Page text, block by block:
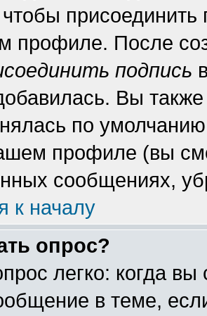
профиле. После
подпись
Вы
по
профиле (вы
сообщениях,
к началу
опрос?
легко: когда
в теме,